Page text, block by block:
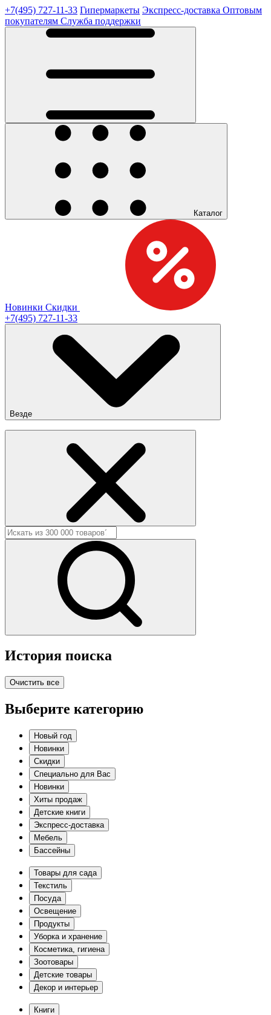
+7(495) 727-11-33 Гипермаркеты Экспресс-доставка Оптовым
покупателям Служба поддержки
Каталог
Новинки Скидки
+7(495) 727-11-33
Везде
История поиска
Очистить все
Выберите категорию
Новый год
Новинки
Скидки
Специально для Вас
Новинки
Хиты продаж
Детские книги
Экспресс-доставка
Мебель
Бассейны
Товары для сада
Текстиль
Посуда
Освещение
Продукты
Уборка и хранение
Косметика, гигиена
Зоотовары
Детские товары
Декор и интерьер
Книги